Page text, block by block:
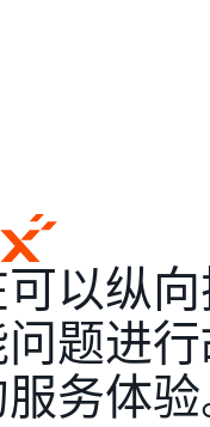
以纵
题进
务体